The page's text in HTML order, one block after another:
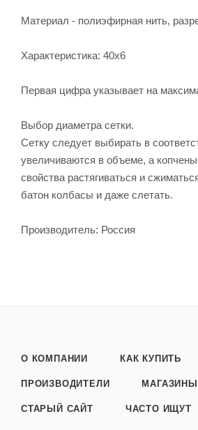
Материал - полиэфирная нить,
Характеристика: 40х6
Первая цифра указывает на
Выбор диаметра сетки.
Сетку следует выбирать в
увеличиваются в объеме, а
свойства растягиваться и
батон колбасы и даже слетать.
Производитель: Россия
О КОМПАНИИ КАК КУПИТЬ
ПРОИЗВОДИТЕЛИ МАГАЗИНЫ
СТАРЫЙ САЙТ ЧАСТО ИЩУТ